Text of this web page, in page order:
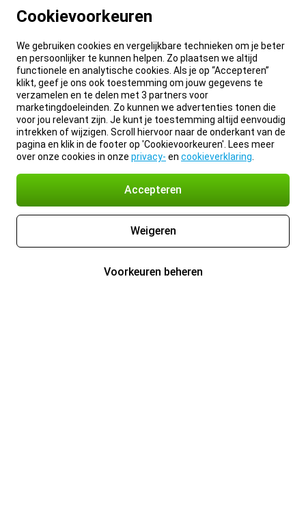
Cookievoorkeuren
We gebruiken cookies en vergelijkbare technieken om je beter
en persoonlijker te kunnen helpen. Zo plaatsen we altijd
functionele en analytische cookies. Als je op “Accepteren”
klikt, geef je ons ook toestemming om jouw gegevens te
verzamelen en te delen met 3 partners voor
marketingdoeleinden. Zo kunnen we advertenties tonen die
voor jou relevant zijn. Je kunt je toestemming altijd eenvoudig
intrekken of wijzigen. Scroll hiervoor naar de onderkant van de
pagina en klik in de footer op 'Cookievoorkeuren'. Lees meer
over onze cookies in onze privacy- en cookieverklaring
Accepteren
Weigeren
Voorkeuren beheren